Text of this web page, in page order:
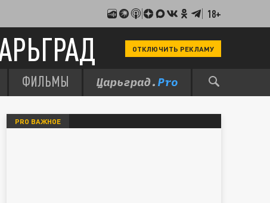
18+
ОТКЛЮЧИТЬ РЕКЛАМУ
ФИЛЬМЫ
PRO ВАЖНОЕ